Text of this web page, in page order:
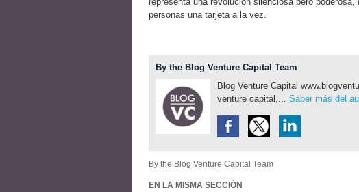
personas una tarjeta a la vez.
By the Blog Venture Capital Team
Blog Venture Capital
venture capital,... Saber más del
By the Blog Venture Capital Team
EN LA MISMA SECCIÓN